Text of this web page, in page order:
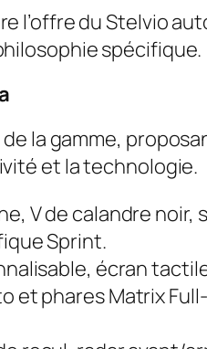
l’offre du Stelvio
spécifique.
la gamme,
et la technologie.
V de calandre noir,
Sprint.
écran
et phares Matrix